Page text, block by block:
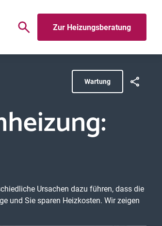
Zur Heizungsberatung
Wartung
Ursachen dazu führen, dass die
und Sie sparen Heizkosten. Wir zeigen